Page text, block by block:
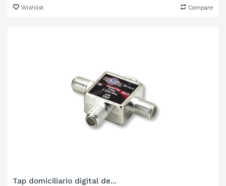
Wishlist Compare
Tap domiciliario digital de...